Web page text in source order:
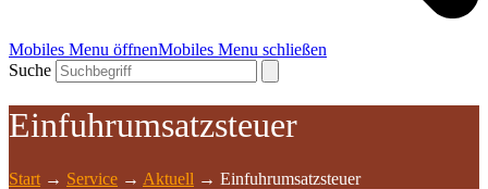
Mobiles Menu öffnenMobiles Menu schließen
Suche
Einfuhrumsatzsteuer
Start → Service → Aktuell → Einfuhrumsatzsteuer